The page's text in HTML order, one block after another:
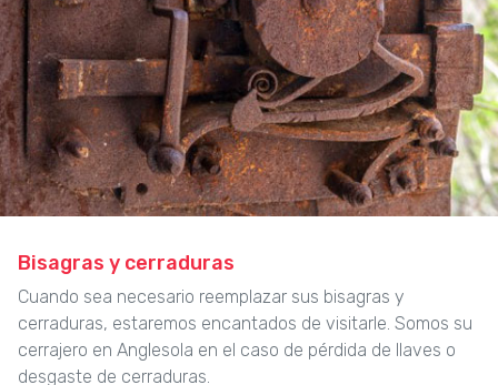
Bisagras y cerraduras
Cuando sea necesario reemplazar sus bisagras y
cerraduras, estaremos encantados de visitarle. Somos su
cerrajero en Anglesola en el caso de pérdida de llaves o
desgaste de cerraduras.